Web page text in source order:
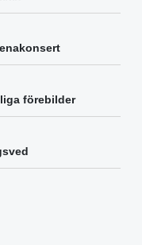
förebilder